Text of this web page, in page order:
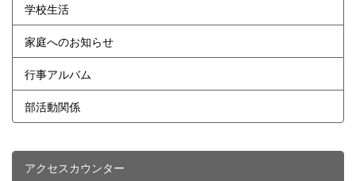
学校生活
家庭へのお知らせ
行事アルバム
部活動関係
アクセスカウンター